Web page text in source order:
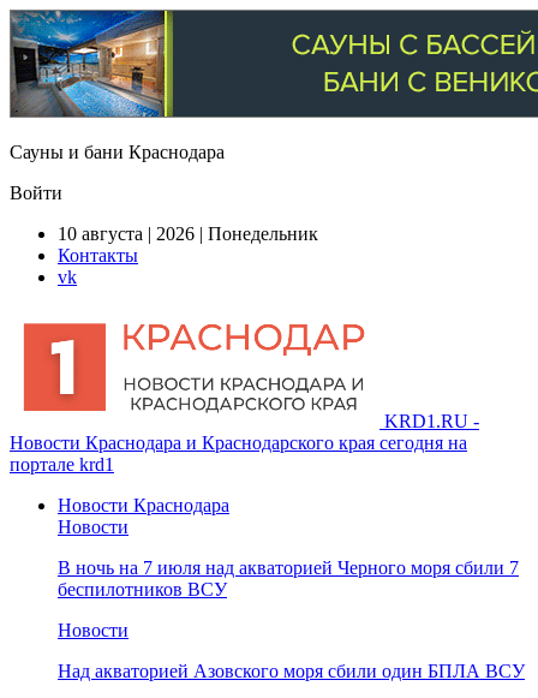
Сауны и бани Краснодара
Войти
10 августа | 2026 | Понедельник
Контакты
vk
KRD1.RU -
Новости Краснодара и Краснодарского края сегодня на
портале krd1
Новости Краснодара
Новости
В ночь на 7 июля над акваторией Черного моря сбили 7
беспилотников ВСУ
Новости
Над акваторией Азовского моря сбили один БПЛА ВСУ